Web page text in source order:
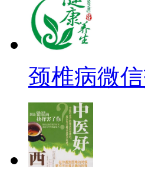
颈椎病微